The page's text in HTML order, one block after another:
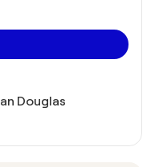
Douglas